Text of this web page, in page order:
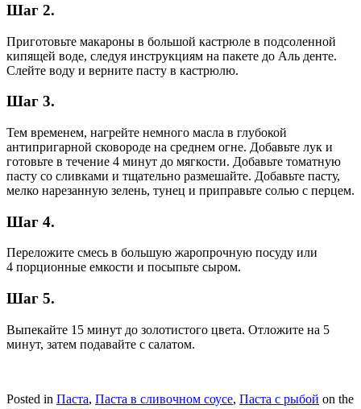
Шаг 2.
Приготовьте макароны в большой кастрюле в подсоленной
кипящей воде, следуя инструкциям на пакете до Аль денте.
Слейте воду и верните пасту в кастрюлю.
Шаг 3.
Тем временем, нагрейте немного масла в глубокой
антипригарной сковороде на среднем огне. Добавьте лук и
готовьте в течение 4 минут до мягкости. Добавьте томатную
пасту со сливками и тщательно размешайте. Добавьте пасту,
мелко нарезанную зелень, тунец и приправьте солью с перцем.
Шаг 4.
Переложите смесь в большую жаропрочную посуду или
4 порционные емкости и посыпьте сыром.
Шаг 5.
Выпекайте 15 минут до золотистого цвета. Отложите на 5
минут, затем подавайте с салатом.
Posted in Паста, Паста в сливочном соусе, Паста с рыбой on the